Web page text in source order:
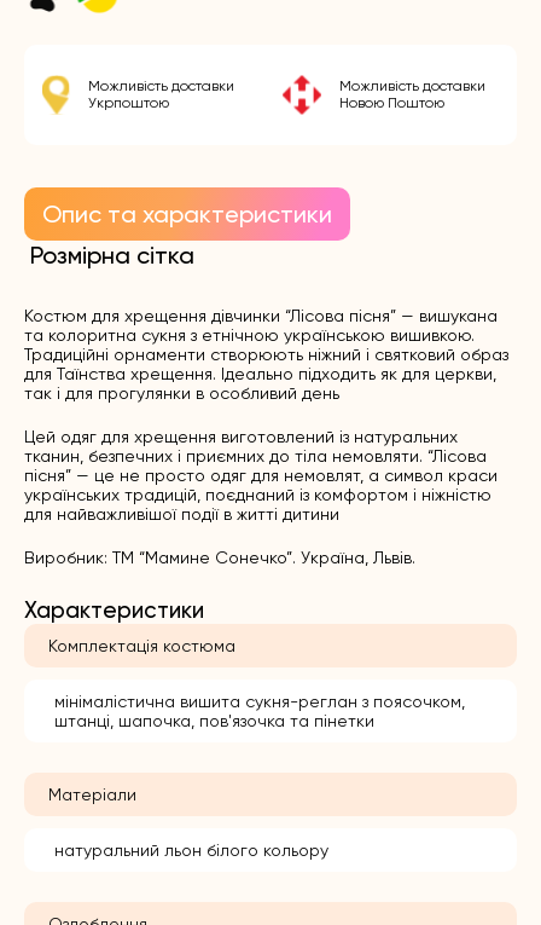
Можливість доставки
Укрпоштою
Можливість доставки
Новою Поштою
Опис та характеристики
Розмірна сітка
Костюм для хрещення дівчинки “Лісова пісня” — вишукана
та колоритна сукня з етнічною українською вишивкою.
Традиційні орнаменти створюють ніжний і святковий образ
для Таїнства хрещення. Ідеально підходить як для церкви,
так і для прогулянки в особливий день
Цей одяг для хрещення виготовлений із натуральних
тканин, безпечних і приємних до тіла немовляти. “Лісова
пісня” — це не просто одяг для немовлят, а символ краси
українських традицій, поєднаний із комфортом і ніжністю
для найважливішої події в житті дитини
Виробник: ТМ “Мамине Сонечко”. Україна, Львів.
Характеристики
Комплектація костюма
мінімалістична вишита сукня-реглан з поясочком,
штанці, шапочка, пов'язочка та пінетки
Матеріали
натуральний льон білого кольору